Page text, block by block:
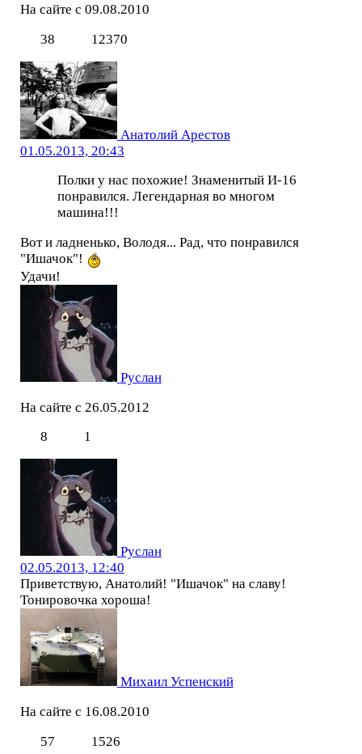
На сайте с 09.08.2010
38
12370
Анатолий Арестов
01.05.2013, 20:43
Полки у нас похожие! Знаменитый И-16
понравился. Легендарная во многом
машина!!!
Вот и ладненько, Володя... Рад, что понравился
"Ишачок"!
Удачи!
Руслан
На сайте с 26.05.2012
8
1
Руслан
02.05.2013, 12:40
Приветствую, Анатолий! "Ишачок" на славу!
Тонировочка хороша!
Михаил Успенский
На сайте с 16.08.2010
57
1526